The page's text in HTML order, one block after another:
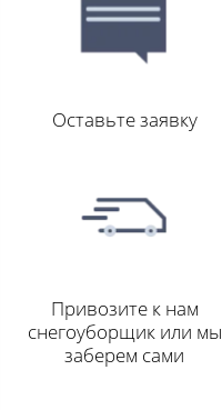
Оставьте заявку
Привозите к нам
снегоуборщик или мы
заберем сами